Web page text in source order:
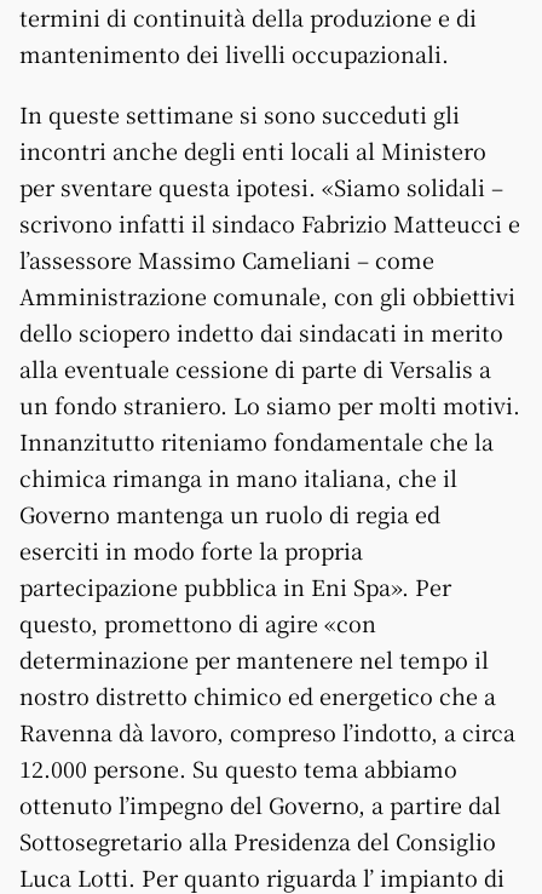
termini di continuità della produzione e di
mantenimento dei livelli occupazionali.
In queste settimane si sono succeduti gli
incontri anche degli enti locali al Ministero
per sventare questa ipotesi. «Siamo solidali –
scrivono infatti il sindaco Fabrizio Matteucci e
l’assessore Massimo Cameliani – come
Amministrazione comunale, con gli obbiettivi
dello sciopero indetto dai sindacati in merito
alla eventuale cessione di parte di Versalis a
un fondo straniero. Lo siamo per molti motivi.
Innanzitutto riteniamo fondamentale che la
chimica rimanga in mano italiana, che il
Governo mantenga un ruolo di regia ed
eserciti in modo forte la propria
partecipazione pubblica in Eni Spa». Per
questo, promettono di agire «con
determinazione per mantenere nel tempo il
nostro distretto chimico ed energetico che a
Ravenna dà lavoro, compreso l’indotto, a circa
12.000 persone. Su questo tema abbiamo
ottenuto l’impegno del Governo, a partire dal
Sottosegretario alla Presidenza del Consiglio
Luca Lotti. Per quanto riguarda l’ impianto di